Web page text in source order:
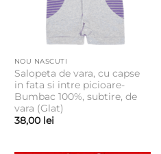
NOU NASCUTI
Salopeta de vara, cu capse
in fata si intre picioare-
Bumbac 100%, subtire, de
vara (Glat)
38,00 lei